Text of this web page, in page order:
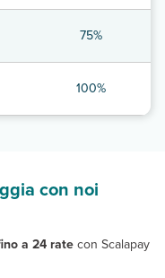
75%
100%
con noi
a 24 ratecon Scalapay